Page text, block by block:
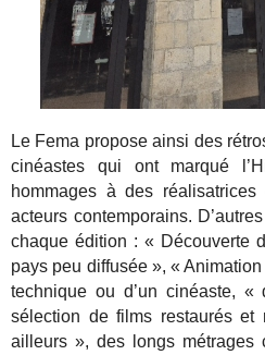
Le Fema propose ainsi des
cinéastes qui ont marqué
hommages à des
acteurs contemporains.
chaque édition : « Découverte
pays peu diffusée », «
technique ou d’un cinéaste, «
sélection de films restaurés
ailleurs », des longs